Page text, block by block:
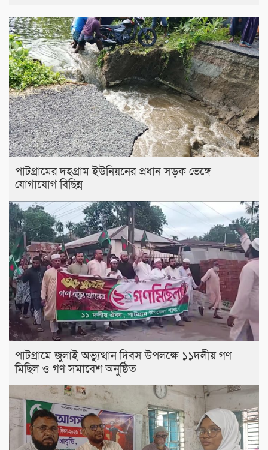
পাটগ্রামের দহগ্রাম ইউনিয়নের প্রধান সড়ক ভেঙ্গে
যোগাযোগ বিছিন্ন
পাটগ্রামে জুলাই অভ্যুত্থান দিবস উপলক্ষে ১১দলীয় গণ
মিছিল ও গণ সমাবেশ অনুষ্ঠিত